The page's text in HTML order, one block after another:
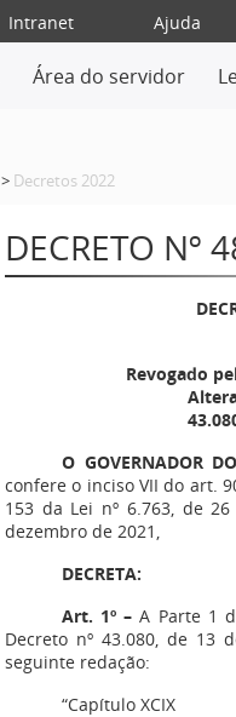
Intranet Ajuda
Área do servidor
> Decretos 2022
DECRETO Nº
Revogado
O GOVERNADOR
confere o inciso VII do art.
153 da Lei nº 6.763, de
dezembro de 2021,
DECRETA:
Art. 1º – A Parte 1
Decreto nº 43.080, de 13
seguinte redação:
“Capítulo XCIX